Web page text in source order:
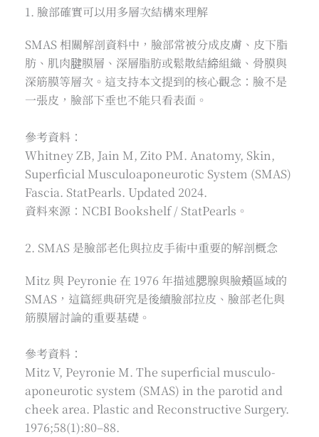
1. 臉部確實可以用多層次結構來理解
SMAS 相關解剖資料中，臉部常被分成皮膚、皮下脂
肪、肌肉腱膜層、深層脂肪或鬆散結締組織、骨膜與
深筋膜等層次。這支持本文提到的核心觀念：臉不是
一張皮，臉部下垂也不能只看表面。
參考資料：
Whitney ZB, Jain M, Zito PM. Anatomy, Skin,
Superficial Musculoaponeurotic System (SMAS)
Fascia. StatPearls. Updated 2024.
資料來源：NCBI Bookshelf / StatPearls。
2. SMAS 是臉部老化與拉皮手術中重要的解剖概念
Mitz 與 Peyronie 在 1976 年描述腮腺與臉頰區域的
SMAS，這篇經典研究是後續臉部拉皮、臉部老化與
筋膜層討論的重要基礎。
參考資料：
Mitz V, Peyronie M. The superficial musculo-
aponeurotic system (SMAS) in the parotid and
cheek area. Plastic and Reconstructive Surgery.
1976;58(1):80–88.